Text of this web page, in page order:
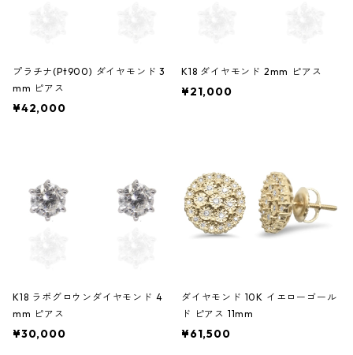
プラチナ(Pt900) ダイヤモンド 3
mm ピアス
¥42,000
K18 ダイヤモンド 2mm ピアス
¥21,000
K18 ラボグロウンダイヤモンド 4
mm ピアス
¥30,000
ダイヤモンド 10K イエローゴール
ド ピアス 11mm
¥61,500